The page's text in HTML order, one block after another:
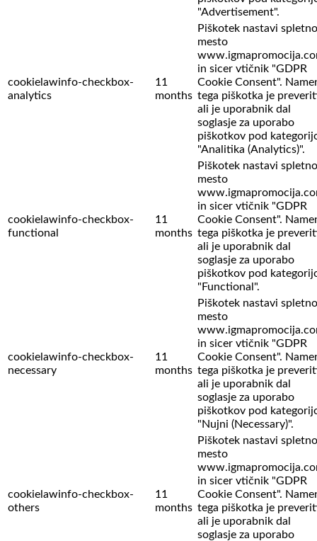
"Advertisement".
cookielawinfo-checkbox-
analytics
11
months
Piškotek nastavi spletno
mesto
in sicer vtičnik "GDPR
Cookie Consent".
tega piškotka je
ali je uporabnik dal
soglasje za uporabo
piškotkov pod
"Analitika (Analytics)".
cookielawinfo-checkbox-
functional
11
months
Piškotek nastavi spletno
mesto
in sicer vtičnik "GDPR
Cookie Consent".
tega piškotka je
ali je uporabnik dal
soglasje za uporabo
piškotkov pod
"Functional".
cookielawinfo-checkbox-
necessary
11
months
Piškotek nastavi spletno
mesto
in sicer vtičnik "GDPR
Cookie Consent".
tega piškotka je
ali je uporabnik dal
soglasje za uporabo
piškotkov pod
"Nujni (Necessary)".
cookielawinfo-checkbox-
others
11
months
Piškotek nastavi spletno
mesto
in sicer vtičnik "GDPR
Cookie Consent".
tega piškotka je
ali je uporabnik dal
soglasje za uporabo